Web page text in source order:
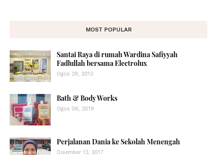
MOST POPULAR
Santai Raya di rumah Wardina Safiyyah
Fadlullah bersama Electrolux
Ogos 29, 2013
Bath & Body Works
Ogos 06, 2019
Perjalanan Dania ke Sekolah Menengah
Disember 13, 2017